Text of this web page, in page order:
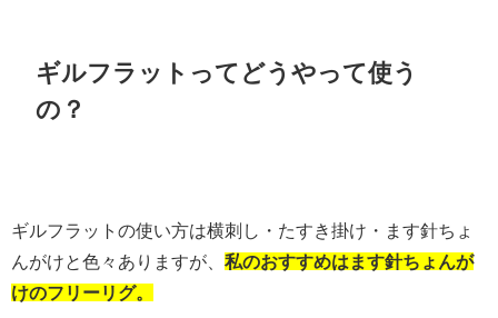
ギルフラットってどうやって使う
の？
ギルフラットの使い方は横刺し・たすき掛け・ます針ちょ
んがけと色々ありますが、 私のおすすめはます針ちょんが
けのフリーリグ。